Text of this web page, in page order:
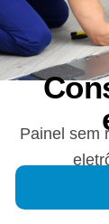
Painel sem